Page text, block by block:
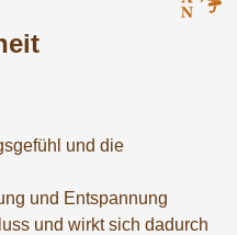
und die
und Entspannung
und wirkt sich dadurch